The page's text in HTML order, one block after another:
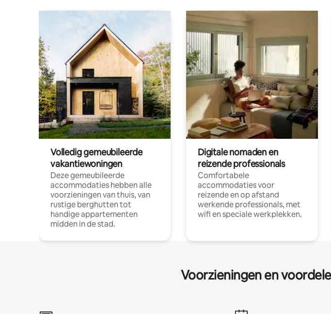
Volledig gemeubileerde
vakantiewoningen
Deze gemeubileerde
accommodaties hebben alle
voorzieningen van thuis, van
rustige berghutten tot
handige appartementen
midden in de stad.
Digitale nomaden en
reizende professionals
Comfortabele
accommodaties voor
reizende en op afstand
werkende professionals, met
wifi en speciale werkplekken.
Voorzieningen en